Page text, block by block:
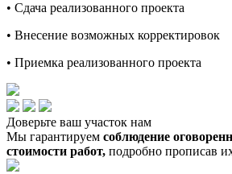
• Сдача реализованного проекта
• Внесение возможных корректировок
• Приемка реализованного проекта
Доверьте ваш участок нам
Мы гарантируем соблюдение
стоимости работ, подробно прописав